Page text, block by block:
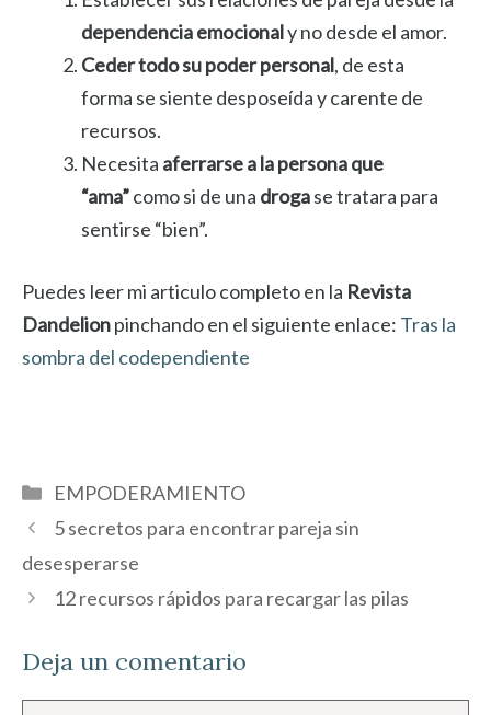
dependencia emocionaly no desde el amor.
Ceder todo su poder personal, de esta
forma se siente desposeída y carente de
recursos.
Necesita aferrarse a la persona que
“ama”como si de una drogase tratara para
sentirse “bien”.
Puedes leer mi articulo completo en la Revista
Dandelionpinchando en el siguiente enlace: Tras la
sombra del codependiente
Categorías
EMPODERAMIENTO
5 secretos para encontrar pareja sin
desesperarse
12 recursos rápidos para recargar las pilas
Deja un comentario